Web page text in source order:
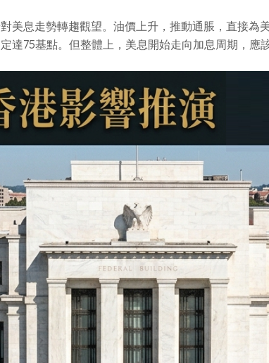
美息走勢轉趨觀望。油價上升，推動通脹，直接
75基點。但整體上，美息開始走向加息周期，應